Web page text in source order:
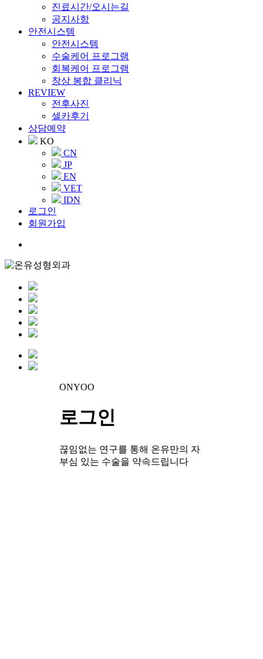
진료시간/오시는길
공지사항
안전시스템
안전시스템
수술케어 프로그램
회복케어 프로그램
창상 봉합 클리닉
REVIEW
전후사진
셀카후기
상담예약
KO
CN
JP
EN
VET
IDN
로그인
회원가입
ONYOO
로그인
끊임없는 연구를 통해 온유만의 자
부심 있는 수술을 약속드립니다